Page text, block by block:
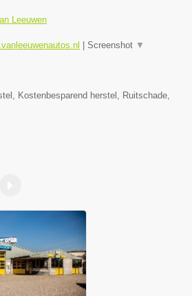
Leeuwen
Screenshot ▼
Kostenbesparend herstel, Ruitschade,